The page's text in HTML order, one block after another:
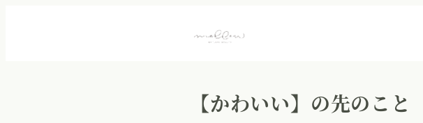
【かわいい】の先のこと